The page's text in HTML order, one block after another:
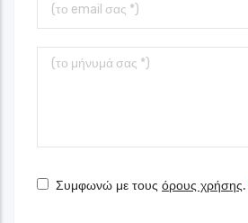
Email
σας
Συμφωνώ με τους όρους χρήσης.